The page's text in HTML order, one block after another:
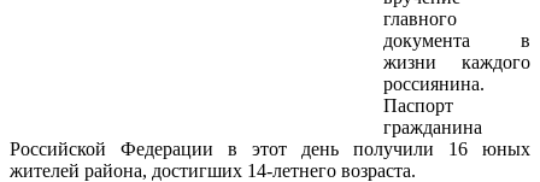
главного
документа в
жизни каждого
россиянина.
Паспорт
гражданина
Российской Федерации в этот день получили 16 юных
жителей района, достигших 14-летнего возраста.